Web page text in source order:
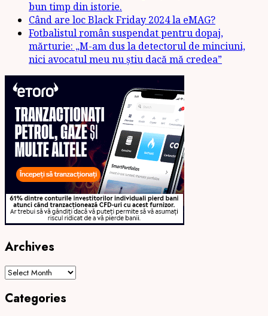
bun timp din istorie.
Când are loc Black Friday 2024 la eMAG?
Fotbalistul român suspendat pentru dopaj,
mărturie: „M-am dus la detectorul de minciuni,
nici avocatul meu nu știu dacă mă credea”
Archives
Archives
Categories